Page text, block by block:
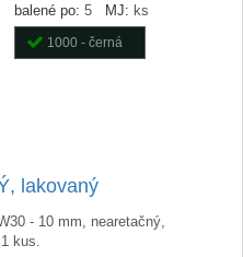
balené po: 5 MJ: ks
1000 - černá
lakovaný
- 10 mm, nearetačný,
kus.